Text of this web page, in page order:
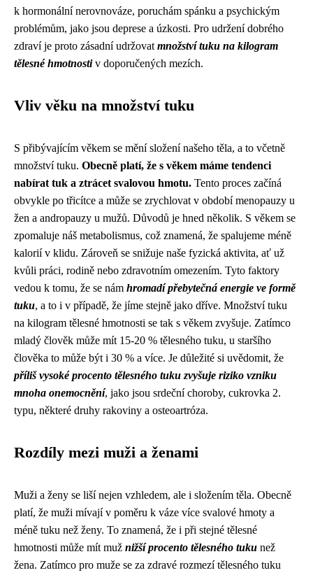
k hormonální nerovnováze, poruchám spánku a psychickým
problémům, jako jsou deprese a úzkosti. Pro udržení dobrého
zdraví je proto zásadní udržovat množství tuku na kilogram
tělesné hmotnostiv doporučených mezích.
Vliv věku na množství tuku
S přibývajícím věkem se mění složení našeho těla, a to včetně
množství tuku. Obecně platí, že s věkem máme tendenci
nabírat tuk a ztrácet svalovou hmotu. Tento proces začíná
obvykle po třicítce a může se zrychlovat v období menopauzy u
žen a andropauzy u mužů. Důvodů je hned několik. S věkem se
zpomaluje náš metabolismus, což znamená, že spalujeme méně
kalorií v klidu. Zároveň se snižuje naše fyzická aktivita, ať už
kvůli práci, rodině nebo zdravotním omezením. Tyto faktory
vedou k tomu, že se nám hromadí přebytečná energie ve formě
tuku, a to i v případě, že jíme stejně jako dříve. Množství tuku
na kilogram tělesné hmotnosti se tak s věkem zvyšuje. Zatímco
mladý člověk může mít 15-20 % tělesného tuku, u staršího
člověka to může být i 30 % a více. Je důležité si uvědomit, že
příliš vysoké procento tělesného tuku zvyšuje riziko vzniku
mnoha onemocnění, jako jsou srdeční choroby, cukrovka 2.
typu, některé druhy rakoviny a osteoartróza.
Rozdíly mezi muži a ženami
Muži a ženy se liší nejen vzhledem, ale i složením těla. Obecně
platí, že muži mívají v poměru k váze více svalové hmoty a
méně tuku než ženy. To znamená, že i při stejné tělesné
hmotnosti může mít muž nižší procento tělesného tuku než
žena. Zatímco pro muže se za zdravé rozmezí tělesného tuku